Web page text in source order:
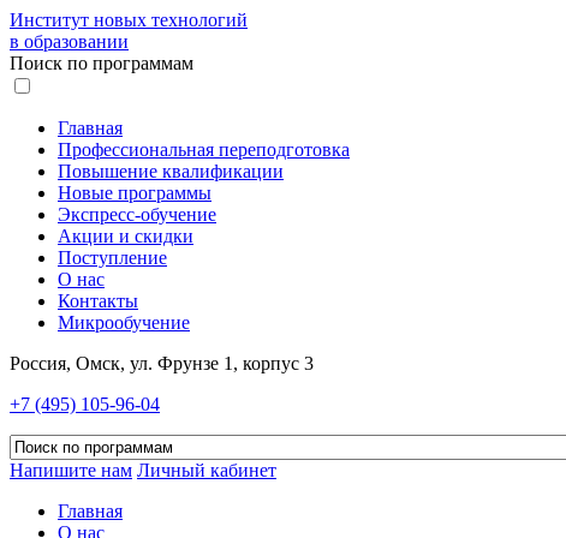
Институт новых технологий
в образовании
Поиск по программам
Главная
Профессиональная переподготовка
Повышение квалификации
Новые программы
Экспресс-обучение
Акции и скидки
Поступление
О нас
Контакты
Микрообучение
Россия, Омск, ул. Фрунзе 1, корпус 3
+7 (495) 105-96-04
Напишите нам Личный кабинет
Главная
О нас